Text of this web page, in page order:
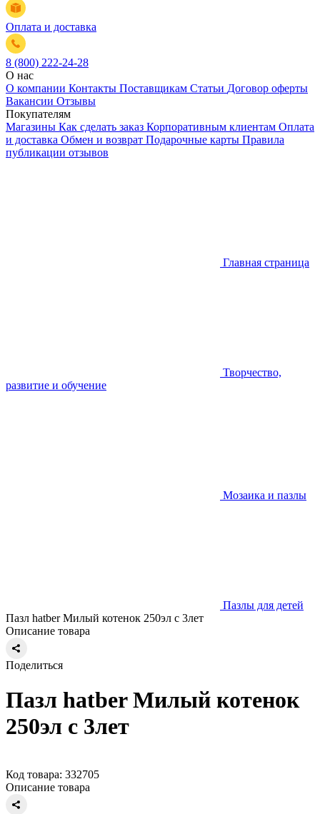
Оплата и доставка
8 (800) 222-24-28
О нас
О компании Контакты Поставщикам Статьи Договор оферты
Вакансии Отзывы
Покупателям
Магазины Как сделать заказ Корпоративным клиентам Оплата
и доставка Обмен и возврат Подарочные карты Правила
публикации отзывов
Главная страница
Творчество,
развитие и обучение
Мозаика и пазлы
Пазлы для детей
Пазл hatber Милый котенок 250эл с 3лет
Описание товара
Поделиться
Пазл hatber Милый котенок
250эл с 3лет
Код товара: 332705
Описание товара